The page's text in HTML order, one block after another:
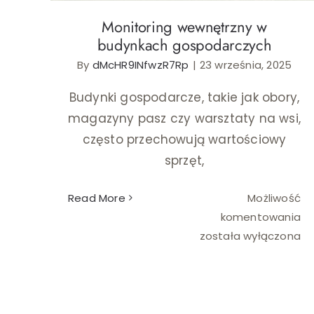
Monitoring wewnętrzny w
budynkach gospodarczych
By dMcHR9INfwzR7Rp | 23 września, 2025
Budynki gospodarcze, takie jak obory,
magazyny pasz czy warsztaty na wsi,
często przechowują wartościowy
sprzęt,
Read More
Możliwość
komentowania
została wyłączona